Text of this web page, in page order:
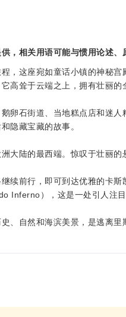
，相关用语可能与惯用论述、
，这座宛如童话小镇的神秘
高耸于云端之上，拥有壮丽的
卵石街道、当地糕点店和迷
隐藏宝藏的故事。
大陆的最西端。惊叹于壮丽的
续前行，即可到达优雅的卡
Inferno），这是一处引人注目
、自然和海滨美景，是逃离里